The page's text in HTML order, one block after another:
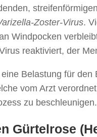
Zoster-Virus.
Windpocken
reaktiviert, der
Belastung für
vom Arzt
zu beschleunigen.
Gürtelrose